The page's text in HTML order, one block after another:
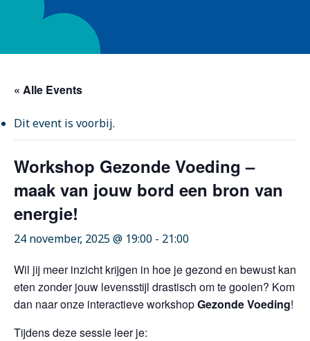
« Alle Events
Dit event is voorbij.
Workshop Gezonde Voeding –
maak van jouw bord een bron van
energie!
24 november, 2025 @ 19:00 - 21:00
Wil jij meer inzicht krijgen in hoe je gezond en bewust kan
eten zonder jouw levensstijl drastisch om te gooien? Kom
dan naar onze interactieve workshopGezonde Voeding!
Tijdens deze sessie leer je: